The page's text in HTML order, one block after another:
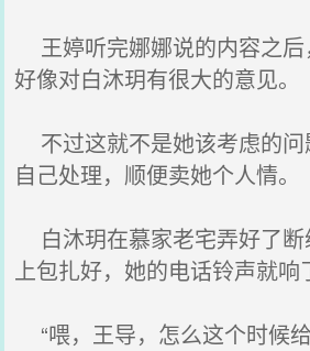
王婷听完娜娜说的内容之后
好像对白沐玥有很大的意见。
不过这就不是她该考虑的问
自己处理，顺便卖她个人情。
白沐玥在慕家老宅弄好了断
上包扎好，她的电话铃声就响
“喂，王导，怎么这个时候